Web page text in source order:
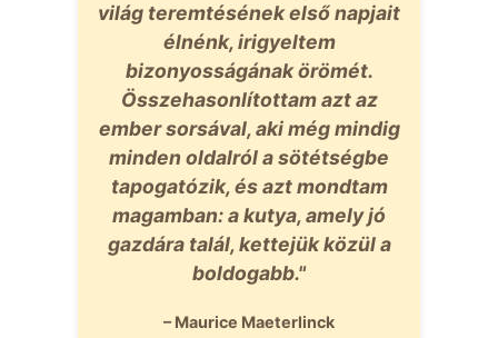
világ teremtésének első napjait
élnénk, irigyeltem
bizonyosságának örömét.
Összehasonlítottam azt az
ember sorsával, aki még mindig
minden oldalról a sötétségbe
tapogatózik, és azt mondtam
magamban: a kutya, amely jó
gazdára talál, kettejük közül a
boldogabb."
– Maurice Maeterlinck